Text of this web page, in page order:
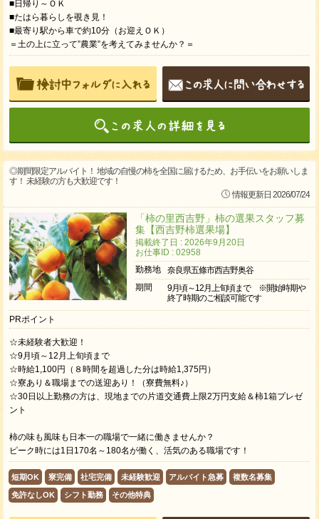
■日帰り～ＯＫ
■たはら暮らしを覗き見！
■最寄り駅から車で約10分（お迎えＯＫ）
＝土の上に立って”農業”を考えてみませんか？＝
◎期間限定アルバイト！ 地域の自慢の柿を全国に届けるため、お手伝いをお願いしま
す！ 未経験の方も大歓迎です！
情報更新日 2026/07/24
「柿の里西吉野」柿の選果スタッフ募
集【西吉野柿選果場】
掲載終了日 : 2026年9月20日
お仕事ID : 02958
勤務地
奈良県五條市西吉野奥谷
期間
9月頃～12月上旬頃まで ※開始時期や
終了時期のご相談可能です
PRポイント
☆未経験者大歓迎！
☆9月頃～12月上旬頃まで
☆時給1,100円（８時間を超過した分は時給1,375円）
☆寮あり＆職場までの送迎あり！（寮費無料♪）
☆30日以上勤務の方は、現地までの片道交通費上限2万円支給＆柿1箱プレゼ
ント
柿の味も風味も日本一の職場で一緒に働きませんか？
ピーク時には1日170名～180名が働く、活気のある職場です！
短期OK 寮完備 社宅完備 未経験歓迎 アルバイト急募 複数名募集
免許なしOK シフト勤務 その他特典